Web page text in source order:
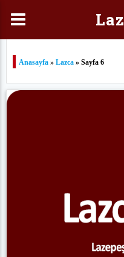
Laz
Anasayfa » Lazca » Sayfa 6